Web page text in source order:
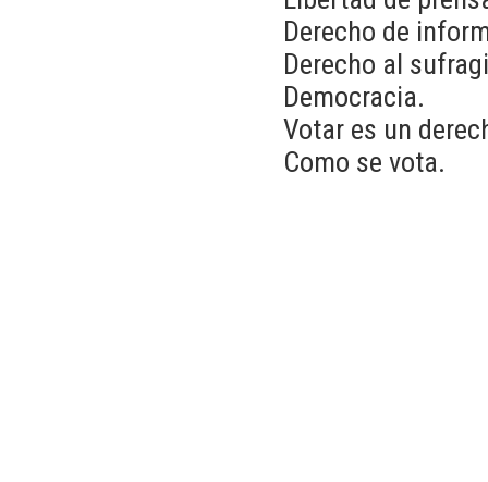
Derecho de
Derecho al
Democracia.
Votar es un
Como se vota.